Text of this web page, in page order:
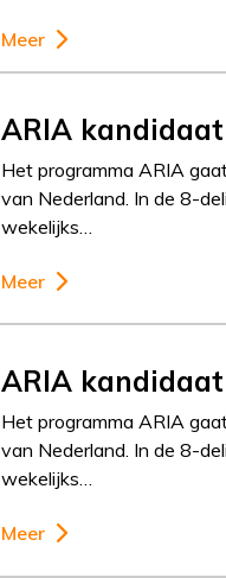
Meer
ARIA
Het programma ARIA
van Nederland. In de 8-
wekelijks…
Meer
ARIA
Het programma ARIA
van Nederland. In de 8-
wekelijks…
Meer